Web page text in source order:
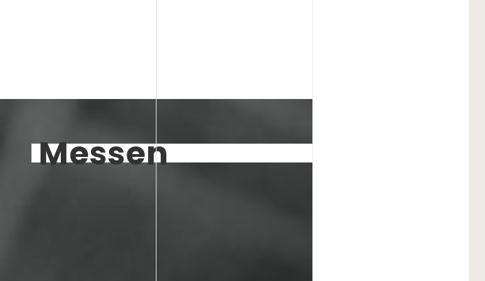
Messen